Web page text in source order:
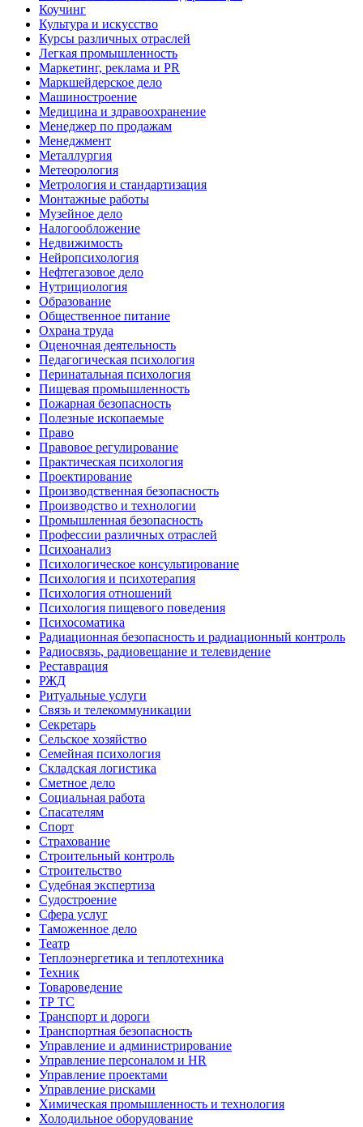
Коучинг
Культура и искусство
Курсы различных отраслей
Легкая промышленность
Маркетинг, реклама и PR
Маркшейдерское дело
Машиностроение
Медицина и здравоохранение
Менеджер по продажам
Менеджмент
Металлургия
Метеорология
Метрология и стандартизация
Монтажные работы
Музейное дело
Налогообложение
Недвижимость
Нейропсихология
Нефтегазовое дело
Нутрициология
Образование
Общественное питание
Охрана труда
Оценочная деятельность
Педагогическая психология
Перинатальная психология
Пищевая промышленность
Пожарная безопасность
Полезные ископаемые
Право
Правовое регулирование
Практическая психология
Проектирование
Производственная безопасность
Производство и технологии
Промышленная безопасность
Профессии различных отраслей
Психоанализ
Психологическое консультирование
Психология и психотерапия
Психология отношений
Психология пищевого поведения
Психосоматика
Радиационная безопасность и радиационный контроль
Радиосвязь, радиовещание и телевидение
Реставрация
РЖД
Ритуальные услуги
Связь и телекоммуникации
Секретарь
Сельское хозяйство
Семейная психология
Складская логистика
Сметное дело
Социальная работа
Спасателям
Спорт
Страхование
Строительный контроль
Строительство
Судебная экспертиза
Судостроение
Сфера услуг
Таможенное дело
Театр
Теплоэнергетика и теплотехника
Техник
Товароведение
ТР ТС
Транспорт и дороги
Транспортная безопасность
Управление и администрирование
Управление персоналом и HR
Управление проектами
Управление рисками
Химическая промышленность и технология
Холодильное оборудование